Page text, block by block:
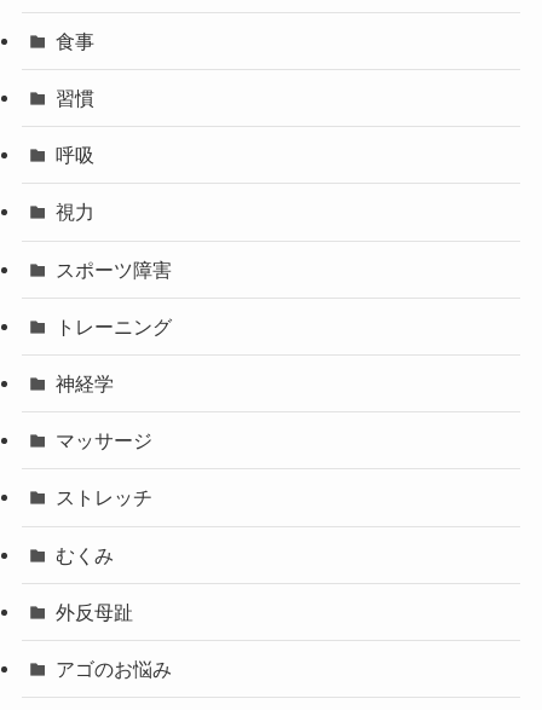
食事
習慣
呼吸
視力
スポーツ障害
トレーニング
神経学
マッサージ
ストレッチ
むくみ
外反母趾
アゴのお悩み